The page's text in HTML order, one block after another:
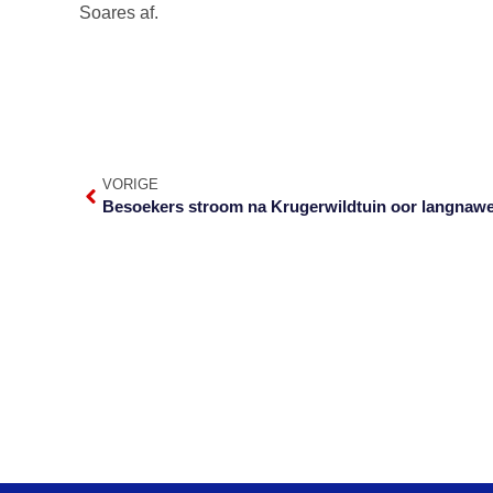
Soares af.
VORIGE
Besoekers stroom na Krugerwildtuin oor